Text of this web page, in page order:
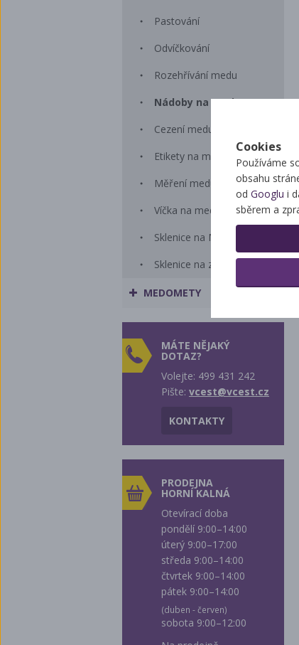
Pastování
Odvíčkování
Rozehřívání medu
Nádoby na med
Cezení medu
Etikety na med
Měření medu
Víčka na med s potiskem
Sklenice na Med
Sklenice na zavařování
MEDOMETY
MÁTE NĚJAKÝ
DOTAZ?
Volejte: 499 431 242
Pište: vcest@vcest.cz
KONTAKTY
PRODEJNA
HORNÍ KALNÁ
Otevírací doba
pondělí 9:00–14:00
úterý 9:00–17:00
středa 9:00–14:00
čtvrtek 9:00–14:00
pátek 9:00–14:00
(duben - červen)
sobota 9:00–12:00
Cookies
Používáme
obsahu
od Googlu i
sběrem a